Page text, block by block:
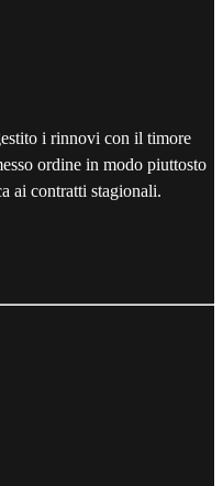
i rinnovi con il timore
ordine in modo piuttosto
ai contratti stagionali.